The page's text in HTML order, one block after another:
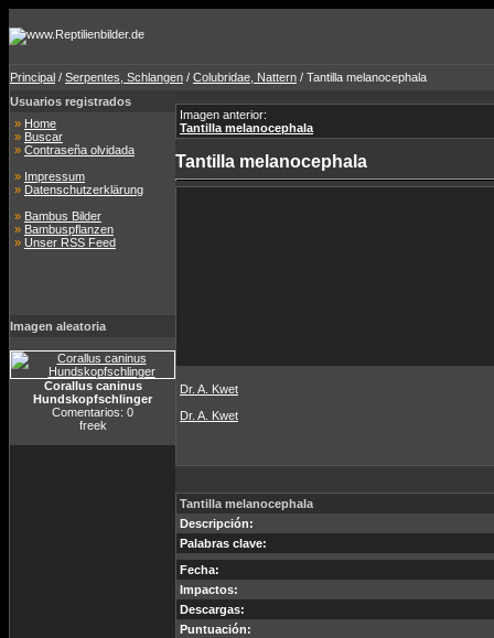
Principal / Serpentes, Schlangen / Colubridae, Nattern / Tantilla melanocephala
Usuarios registrados
» Home
» Buscar
» Contraseña olvidada
» Impressum
» Datenschutzerklärung
» Bambus Bilder
» Bambuspflanzen
» Unser RSS Feed
Imagen aleatoria
Corallus caninus
Hundskopfschlinger
Comentarios: 0
freek
Imagen anterior:
Tantilla melanocephala
Tantilla melanocephala
Dr. A. Kwet
Dr. A. Kwet
Tantilla melanocephala
Descripción:
Palabras clave:
Fecha:
Impactos:
Descargas:
Puntuación: